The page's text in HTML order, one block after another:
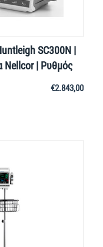
SC300N |
Nellcor | Ρυθμός
€2.843,00